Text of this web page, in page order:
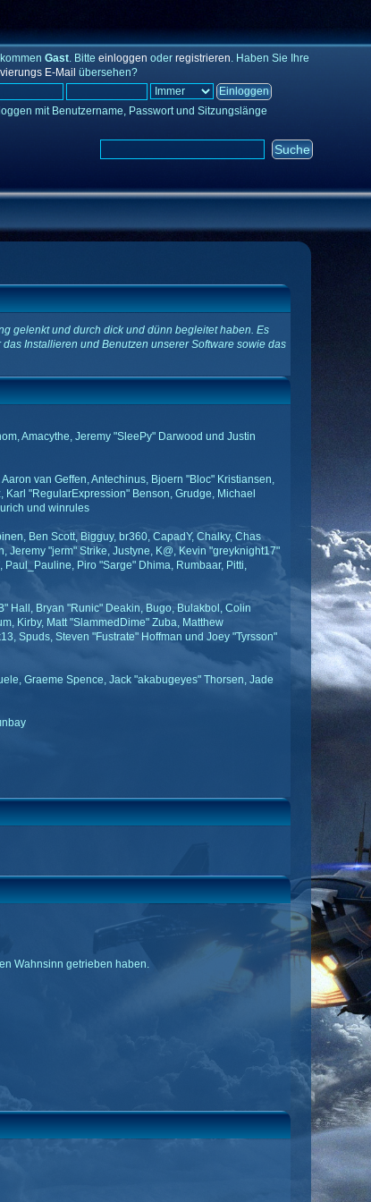
Gast. Bitte einloggen oder registrieren. Haben Sie Ihre
E-Mail übersehen?
mit Benutzername, Passwort und Sitzungslänge
gelenkt und durch dick und dünn begleitet haben. Es
Installieren und Benutzen unserer Software sowie das
Amacythe, Jeremy "SleePy" Darwood und Justin
van Geffen, Antechinus, Bjoern "Bloc" Kristiansen,
"RegularExpression" Benson, Grudge, Michael
und winrules
Ben Scott, Bigguy, br360, CapadY, Chalky, Chas
Jeremy "jerm" Strike, Justyne, K@, Kevin "greyknight17"
Paul_Pauline, Piro "Sarge" Dhima, Rumbaar, Pitti,
Hall, Bryan "Runic" Deakin, Bugo, Bulakbol, Colin
Kirby, Matt "SlammedDime" Zuba, Matthew
Spuds, Steven "Fustrate" Hoffman und Joey "Tyrsson"
Graeme Spence, Jack "akabugeyes" Thorsen, Jade
Wahnsinn getrieben haben.